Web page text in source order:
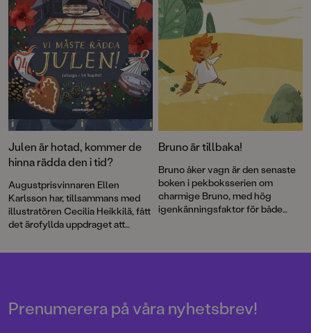
Julen är hotad, kommer de
hinna rädda den i tid?
Augustprisvinnaren Ellen
Karlsson har, tillsammans med
illustratören Cecilia Heikkilä, fått
det ärofyllda uppdraget att
Tillsammans målar de upp ett
Bruno är tillbaka!
Bruno åker vagn är den senaste
boken i pekboksserien om
charmige Bruno, med hög
igenkänningsfaktor för både
Prenumerera på våra nyhetsbrev!